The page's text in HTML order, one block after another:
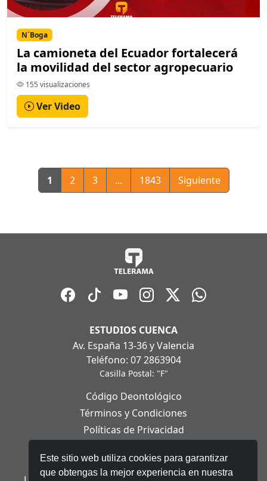
Este sitio web utiliza cookies para garantizar
que obtengas la mejor experiencia en nuestra
N´Boga
La camioneta del Ecuador fortalecerá
la movilidad del sector agropecuario
155 visualizaciones
Ver Video
1 2 3 ... 1843 Siguiente
ESTUDIOS CUENCA
Av. España 13-36 y Valencia
Teléfono: 07 2863904
Casilla Postal: "F"
Código Deontológico
Términos y Condiciones
Políticas de Privacidad
Aviso Legal